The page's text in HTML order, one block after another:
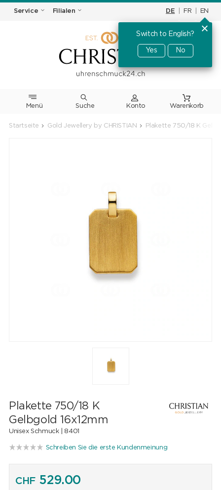
Service Filialen DE FR EN
Switch to English?
Yes No
Menü Suche Warenkorb
Startseite Gold Jewellery by CHRISTIAN Plakette 750/18 K
Plakette 750/18 K
Gelbgold 16x12mm
Unisex Schmuck | 8401
Schreiben Sie die erste Kundenmeinung
CHF529.00